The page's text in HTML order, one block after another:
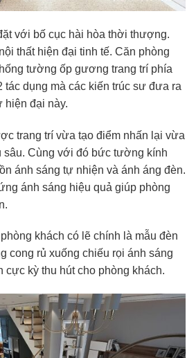
với bố cục hài hòa thời thượng.
thất hiện đại tinh tế. Căn phòng
tường ốp gương trang trí phía
tác dụng mà các kiến trúc sư đưa ra
hiện đại này.
trang trí vừa tạo điểm nhấn lại vừa
sâu. Cùng với đó bức tường kính
ánh sáng tự nhiện và ánh áng đèn.
ánh sáng hiệu quả giúp phòng
khách có lẽ chính là mẫu đèn
cong rủ xuống chiếu rọi ánh sáng
cực kỳ thu hút cho phòng khách.